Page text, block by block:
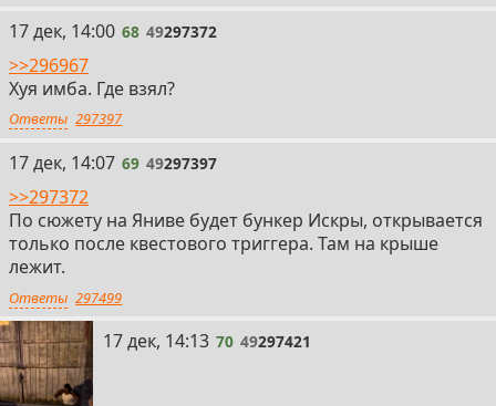
68
17 дек, 14:00 68 49297372
>>296967
Хуя имба. Где взял?
Ответы 297397
69
17 дек, 14:07 69 49297397
>>297372
По сюжету на Яниве будет бункер Искры, открывается
только после квестового триггера. Там на крыше
лежит.
Ответы 297499
70
17 дек, 14:13 70 49297421